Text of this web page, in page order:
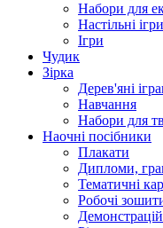
Набори для
Настільні ігри
Ігри
Чудик
Зірка
Дерев'яні
Навчання
Набори для
Наочні посібники
Плакати
Дипломи,
Тематичні
Робочі